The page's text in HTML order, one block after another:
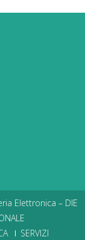
Elettronica – DIE
SERVIZI